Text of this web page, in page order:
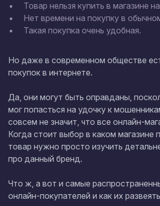
Товар нельзя купить в магазине
Нет времени на покупку в
Такая покупка очень удобная.
Но даже в современном обществе
покупок в интернете.
Да, они могут быть оправданы,
мог попасться на удочку к
совсем не значит, что все онлайн-
Когда стоит выбор в каком магазине
товар нужно просто изучить
про данный бренд.
Что ж, а вот и самые
онлайн-покупателей и как их